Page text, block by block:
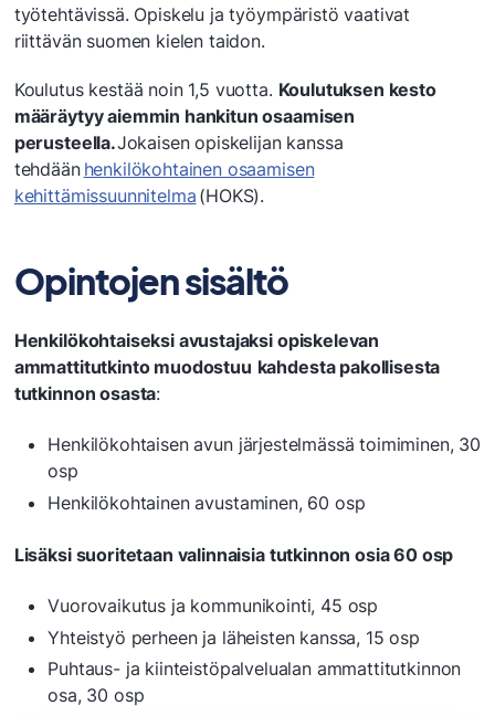
työtehtävissä. Opiskelu ja työympäristö vaativat
riittävän suomen kielen taidon.
Koulutus kestää noin 1,5 vuotta. Koulutuksen kesto
määräytyy aiemmin hankitun osaamisen
perusteella.Jokaisen opiskelijan kanssa
tehdään henkilökohtainen osaamisen
kehittämissuunnitelma (HOKS).
Opintojen sisältö
Henkilökohtaiseksi avustajaksi opiskelevan
ammattitutkinto muodostuu kahdesta pakollisesta
tutkinnon osasta:
Henkilökohtaisen avun järjestelmässä toimiminen, 30
osp
Henkilökohtainen avustaminen, 60 osp
Lisäksi suoritetaan valinnaisia tutkinnon osia 60 osp
Vuorovaikutus ja kommunikointi, 45 osp
Yhteistyö perheen ja läheisten kanssa, 15 osp
Puhtaus- ja kiinteistöpalvelualan ammattitutkinnon
osa, 30 osp